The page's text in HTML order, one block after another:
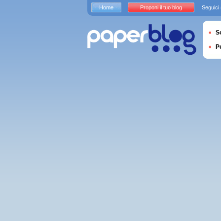
Home Proponi il tuo blog Seguici